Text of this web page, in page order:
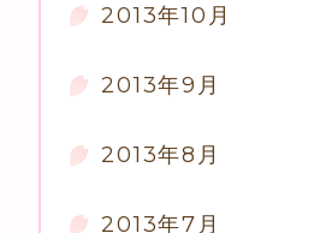
2013年10月
2013年9月
2013年8月
2013年7月